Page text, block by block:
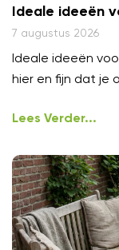
Ideale ideeën
7 augustus 2026
Ideale ideeën
hier en fijn dat je
Lees Verder...